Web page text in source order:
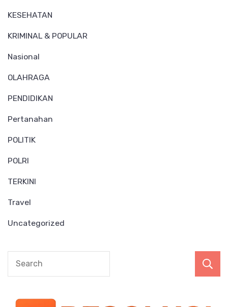
KESEHATAN
KRIMINAL & POPULAR
Nasional
OLAHRAGA
PENDIDIKAN
Pertanahan
POLITIK
POLRI
TERKINI
Travel
Uncategorized